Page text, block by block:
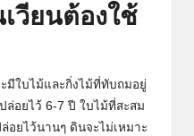
วียนต้องใช้
มีใบไม้และกิ่งไม้ที่ทับถมอยู่
อยไว้ 6-7 ปี ใบไม้ที่สะสม
อยไว้นานๆ ดินจะไม่เหมาะ